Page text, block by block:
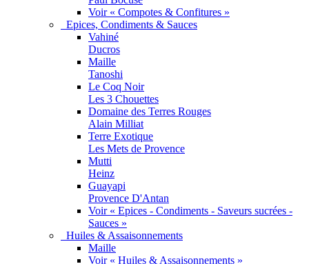
Voir « Compotes & Confitures »
Epices, Condiments & Sauces
Vahiné
Ducros
Maille
Tanoshi
Le Coq Noir
Les 3 Chouettes
Domaine des Terres Rouges
Alain Milliat
Terre Exotique
Les Mets de Provence
Mutti
Heinz
Guayapi
Provence D'Antan
Voir « Epices - Condiments - Saveurs sucrées -
Sauces »
Huiles & Assaisonnements
Maille
Voir « Huiles & Assaisonnements »